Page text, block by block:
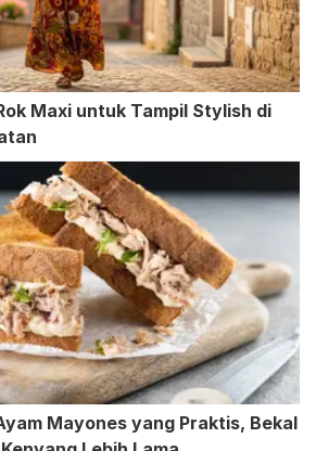
Maxi untuk Tampil Stylish di
Mayones yang Praktis, Bekal